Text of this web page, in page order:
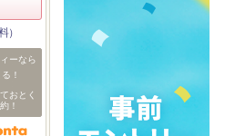
）
ーなら
！
おとく
！